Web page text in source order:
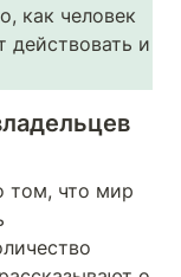
как человек
действовать и
том, что мир